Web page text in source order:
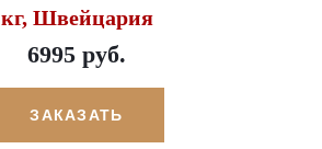
кг, Швейцария
6995 руб.
ЗАКАЗАТЬ